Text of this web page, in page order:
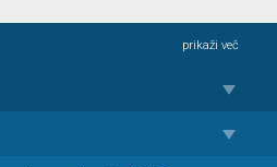
prikaži več